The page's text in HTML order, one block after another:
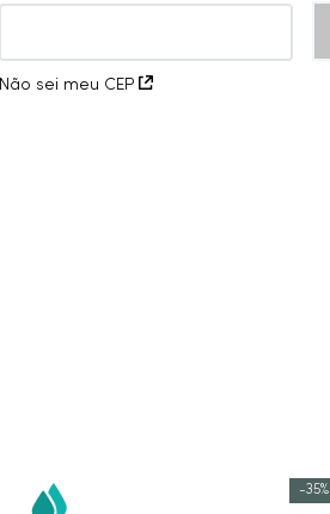
Não sei meu CEP
-35%